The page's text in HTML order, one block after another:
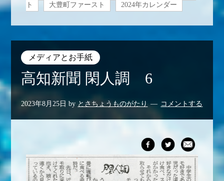
ト
大豊町ファースト 2024年カレンダー
メディアとお手紙
高知新聞 閑人調 6
2023年8月25日 by とさちょうものがたり コメントする